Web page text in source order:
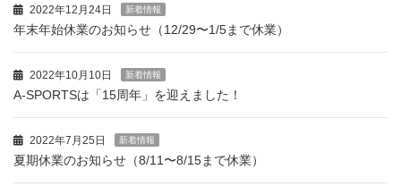
2022年12月24日 新着情報
年末年始休業のお知らせ（12/29〜1/5まで休業）
2022年10月10日 新着情報
A-SPORTSは「15周年」を迎えました！
2022年7月25日 新着情報
夏期休業のお知らせ（8/11〜8/15まで休業）